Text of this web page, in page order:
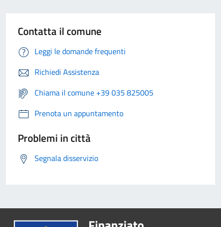
Contatta il comune
Leggi le domande frequenti
Richiedi Assistenza
Chiama il comune +39 035 825005
Prenota un appuntamento
Problemi in città
Segnala disservizio